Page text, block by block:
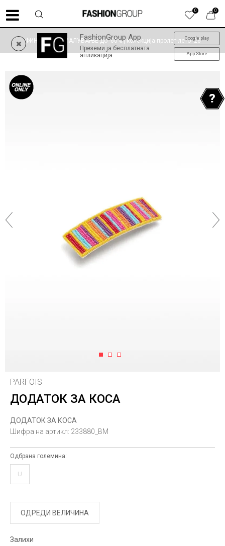
0
0
FashionGroup App
Преземи ја бесплатната
апликација
Google play
App Store
ФИНАЛНО НАМАЛУВАЊЕ до -60% | колекција пролет-лето '26
1 2 3
PARFOIS
ДОДАТОК ЗА КОСА
ДОДАТОК ЗА КОСА
Шифра на артикл: 233880_BM
Одбрана големина:
U
ОДРЕДИ ВЕЛИЧИНА
Залихи